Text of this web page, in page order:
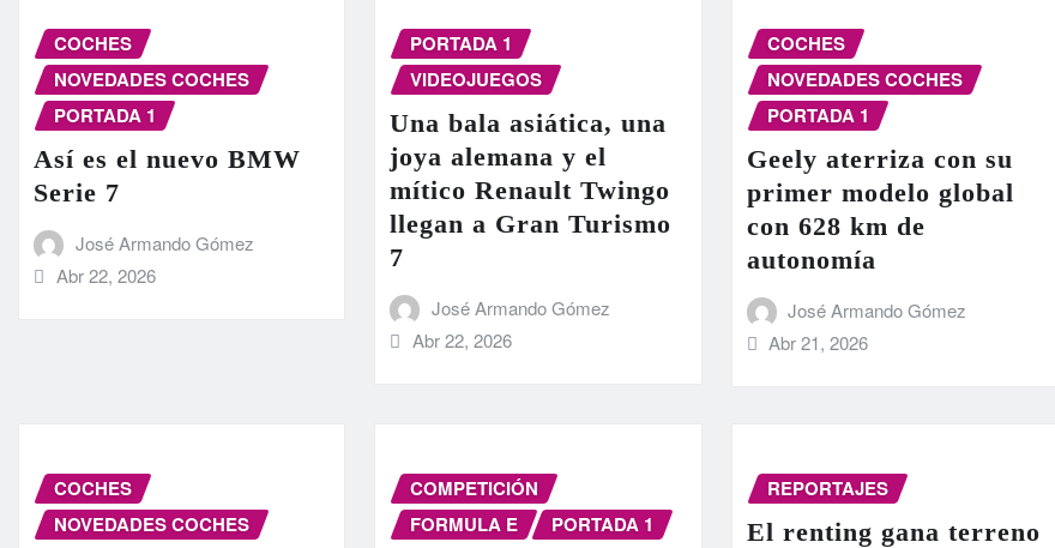
COCHES
NOVEDADES COCHES
PORTADA 1
Así es el nuevo BMW
Serie 7
José Armando Gómez
Abr 22, 2026
PORTADA 1
VIDEOJUEGOS
Una bala asiática, una
joya alemana y el
mítico Renault Twingo
llegan a Gran Turismo
7
José Armando Gómez
Abr 22, 2026
COCHES
NOVEDADES COCHES
PORTADA 1
Geely aterriza con su
primer modelo global
con 628 km de
autonomía
José Armando Gómez
Abr 21, 2026
COCHES
NOVEDADES COCHES
COMPETICIÓN
FORMULA E
PORTADA 1
REPORTAJES
El renting gana terreno